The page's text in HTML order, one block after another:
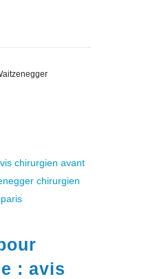
: avis